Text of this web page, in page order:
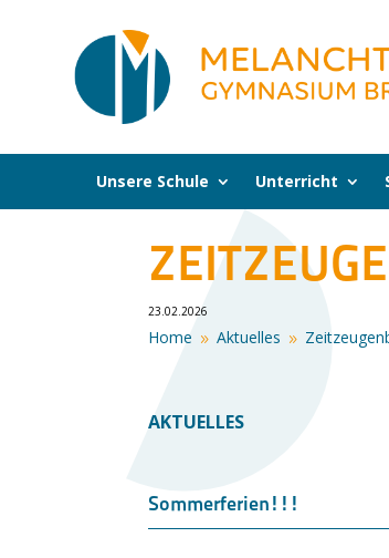
Unsere Schule Unterricht
23.02.2026
Home 9 Aktuelles 9
AKTUELLES
Sommerferien!!!